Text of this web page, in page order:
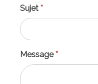
Sujet *
Message*